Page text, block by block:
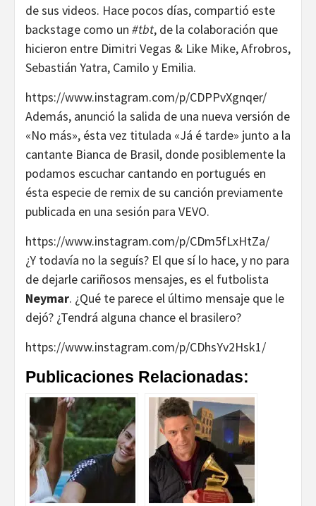
de sus videos. Hace pocos días, compartió este
backstage como un #tbt, de la colaboración que
hicieron entre Dimitri Vegas & Like Mike, Afrobros,
Sebastián Yatra, Camilo y Emilia.
https://www.instagram.com/p/CDPPvXgnqer/
Además, anunció la salida de una nueva versión de
«No más», ésta vez titulada «Já é tarde» junto a la
cantante Bianca de Brasil, donde posiblemente la
podamos escuchar cantando en portugués en
ésta especie de remix de su canción previamente
publicada en una sesión para VEVO.
https://www.instagram.com/p/CDm5fLxHtZa/
¿Y todavía no la seguís? El que sí lo hace, y no para
de dejarle cariñosos mensajes, es el futbolista
Neymar. ¿Qué te parece el último mensaje que le
dejó? ¿Tendrá alguna chance el brasilero?
https://www.instagram.com/p/CDhsYv2Hsk1/
Publicaciones Relacionadas: